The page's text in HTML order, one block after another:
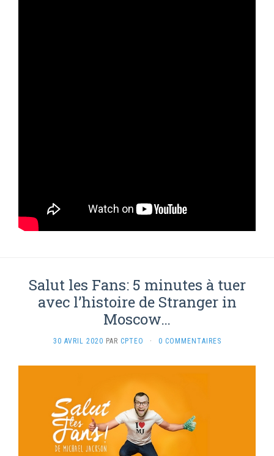
Salut les Fans: 5 minutes à tuer
avec l’histoire de Stranger in
Moscow…
30 AVRIL 2020 PAR CPTEO · 0 COMMENTAIRES